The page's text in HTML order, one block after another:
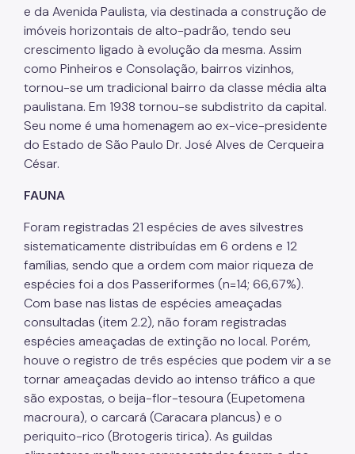
e da Avenida Paulista, via destinada a construção de
imóveis horizontais de alto-padrão, tendo seu
crescimento ligado à evolução da mesma. Assim
como Pinheiros e Consolação, bairros vizinhos,
tornou-se um tradicional bairro da classe média alta
paulistana. Em 1938 tornou-se subdistrito da capital.
Seu nome é uma homenagem ao ex-vice-presidente
do Estado de São Paulo Dr. José Alves de Cerqueira
César.
FAUNA
Foram registradas 21 espécies de aves silvestres
sistematicamente distribuídas em 6 ordens e 12
famílias, sendo que a ordem com maior riqueza de
espécies foi a dos Passeriformes (n=14; 66,67%).
Com base nas listas de espécies ameaçadas
consultadas (item 2.2), não foram registradas
espécies ameaçadas de extinção no local. Porém,
houve o registro de três espécies que podem vir a se
tornar ameaçadas devido ao intenso tráfico a que
são expostas, o beija-flor-tesoura (Eupetomena
macroura), o carcará (Caracara plancus) e o
periquito-rico (Brotogeris tirica). As guildas